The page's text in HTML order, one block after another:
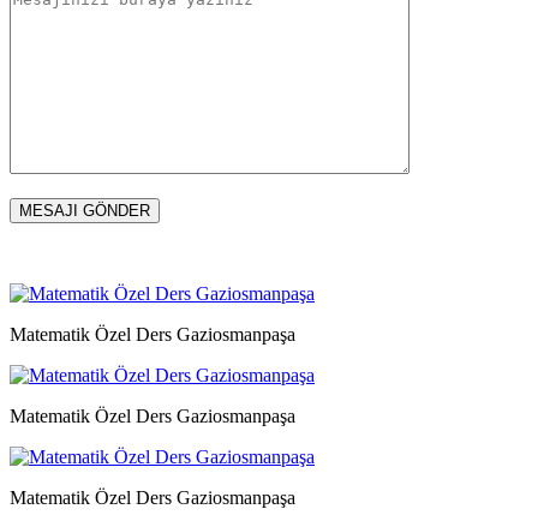
Matematik Özel Ders Gaziosmanpaşa
Matematik Özel Ders Gaziosmanpaşa
Matematik Özel Ders Gaziosmanpaşa